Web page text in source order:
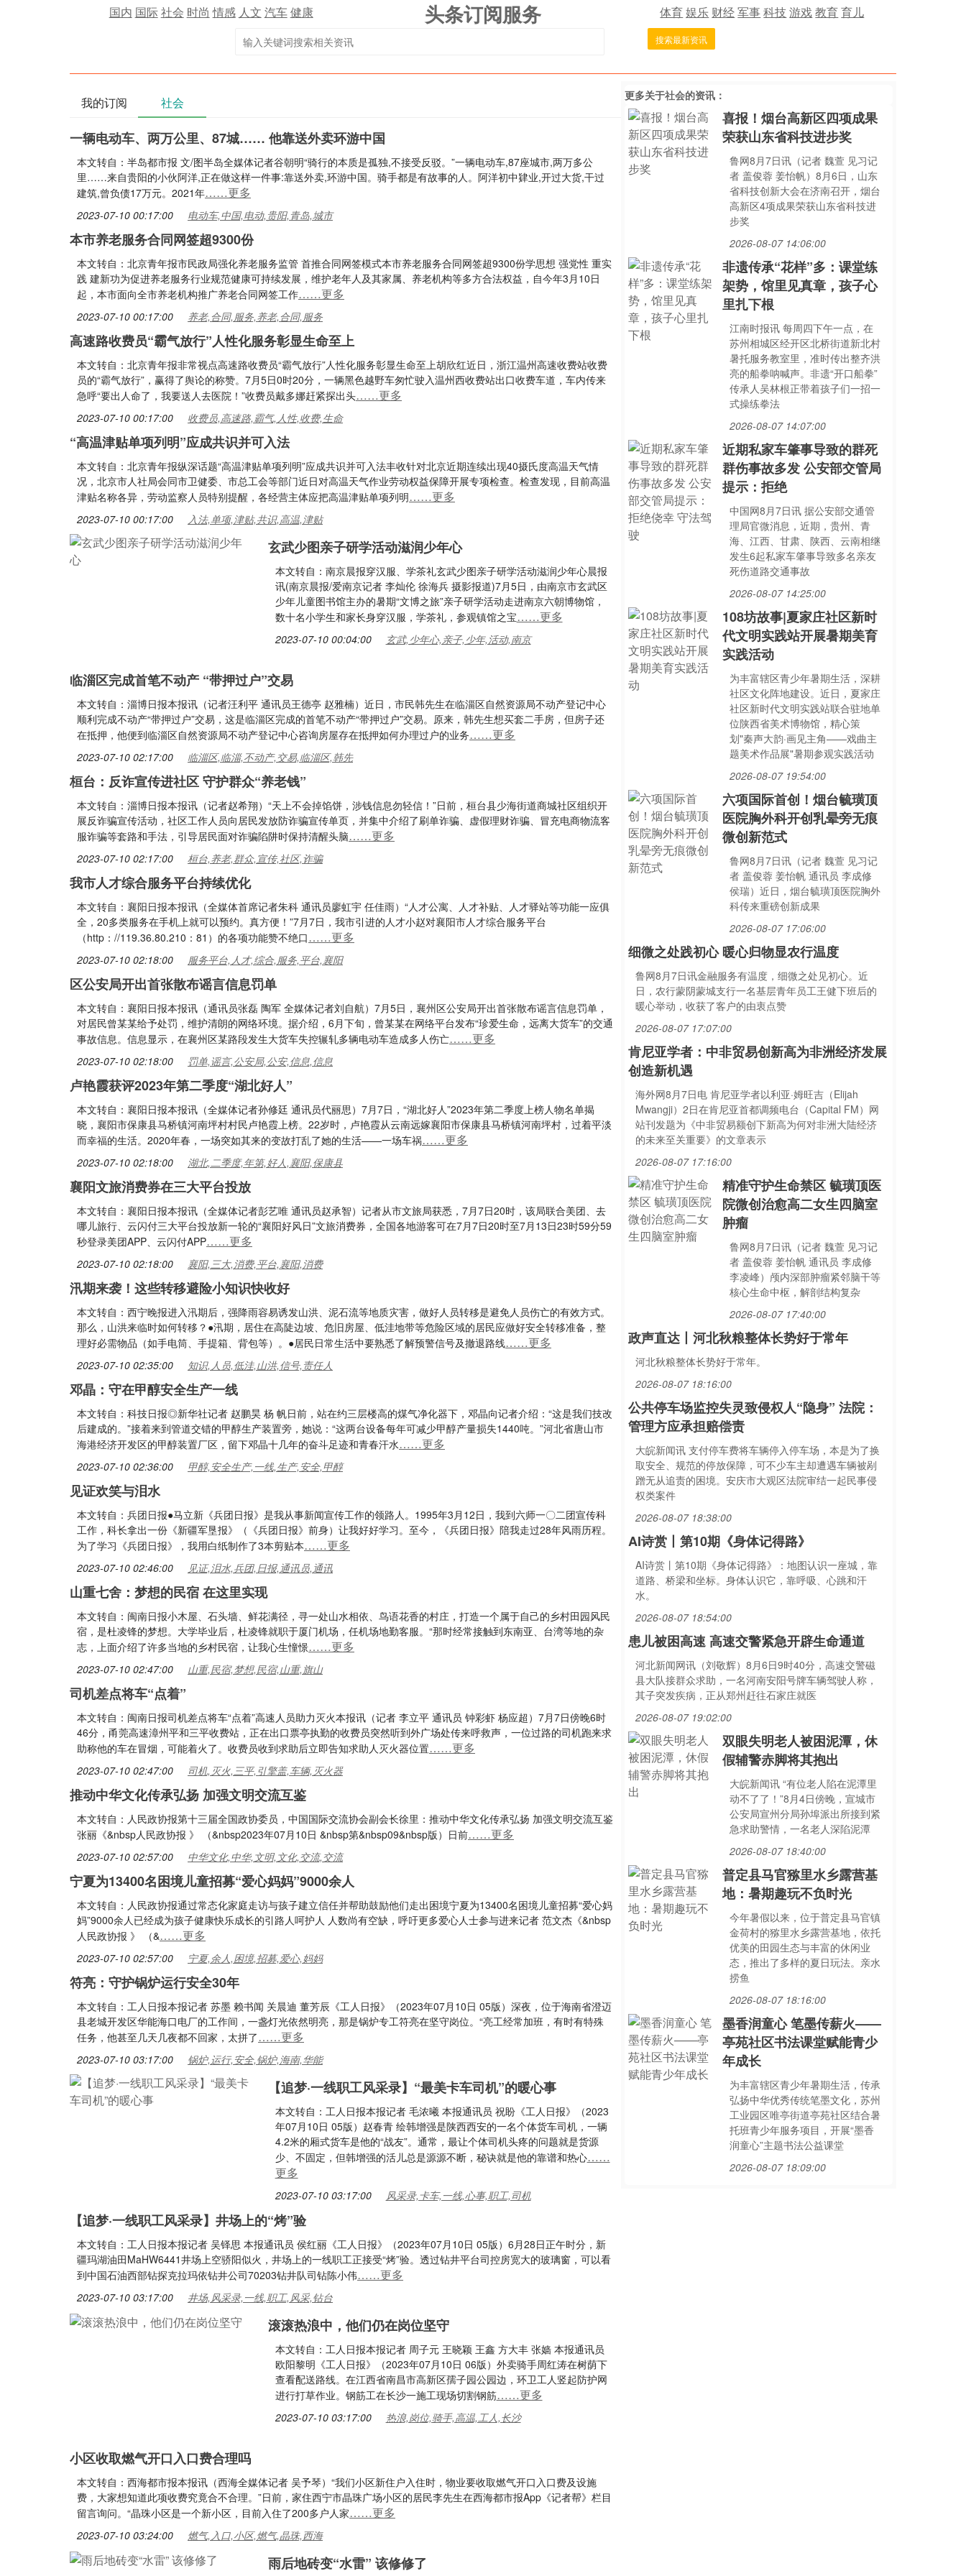
国内 国际社会 时尚 情感 人文 汽车健康 头条订阅服务 体育娱乐 财经军事科技游戏教育育儿
搜索最新资讯
我的订阅 社会
一辆电动车、两万公里、87城…… 他靠送外卖环游中国
本文转自：半岛都市报 文/图半岛全媒体记者谷朝明“骑行的本质是孤独,不接受反驳。”一辆电动车,87座城市,两万多公
里……来自贵阳的小伙阿洋,正在做这样一件事:靠送外卖,环游中国。骑手都是有故事的人。阿洋初中肄业,开过大货,干过
建筑,曾负债17万元。2021年……更多
2023-07-10 00:17:00 电动车,中国,电动,贵阳,青岛,城市
本市养老服务合同网签超9300份
本文转自：北京青年报市民政局强化养老服务监管 首推合同网签模式本市养老服务合同网签超9300份学思想 强党性 重实
践 建新功为促进养老服务行业规范健康可持续发展，维护老年人及其家属、养老机构等多方合法权益，自今年3月10日
起，本市面向全市养老机构推广养老合同网签工作……更多
2023-07-10 00:17:00 养老,合同,服务,养老,合同,服务
高速路收费员“霸气放行”人性化服务彰显生命至上
本文转自：北京青年报非常视点高速路收费员“霸气放行”人性化服务彰显生命至上胡欣红近日，浙江温州高速收费站收费
员的“霸气放行”，赢得了舆论的称赞。7月5日0时20分，一辆黑色越野车匆忙驶入温州西收费站出口收费车道，车内传来
急呼“要出人命了，我要送人去医院！”收费员戴多娜赶紧探出头……更多
2023-07-10 00:17:00 收费员,高速路,霸气,人性,收费,生命
“高温津贴单项列明”应成共识并可入法
本文转自：北京青年报纵深话题“高温津贴单项列明”应成共识并可入法丰收针对北京近期连续出现40摄氏度高温天气情
况，北京市人社局会同市卫健委、市总工会等部门近日对高温天气作业劳动权益保障开展专项检查。检查发现，目前高温
津贴名称各异，劳动监察人员特别提醒，各经营主体应把高温津贴单项列明……更多
2023-07-10 00:17:00 入法,单项,津贴,共识,高温,津贴
玄武少图亲子研学活动滋润少年心
本文转自：南京晨报穿汉服、学茶礼玄武少图亲子研学活动滋润少年心晨报
讯(南京晨报/爱南京记者 李灿伦 徐海兵 摄影报道)7月5日，由南京市玄武区
少年儿童图书馆主办的暑期“文博之旅”亲子研学活动走进南京六朝博物馆，
数十名小学生和家长身穿汉服，学茶礼，参观镇馆之宝……更多
2023-07-10 00:04:00 玄武,少年心,亲子,少年,活动,南京
临淄区完成首笔不动产 “带押过户”交易
本文转自：淄博日报本报讯（记者汪利平 通讯员王德亭 赵雅楠）近日，市民韩先生在临淄区自然资源局不动产登记中心
顺利完成不动产“带押过户”交易，这是临淄区完成的首笔不动产“带押过户”交易。原来，韩先生想买套二手房，但房子还
在抵押，他便到临淄区自然资源局不动产登记中心咨询房屋存在抵押如何办理过户的业务……更多
2023-07-10 02:17:00 临淄区,临淄,不动产,交易,临淄区,韩先
桓台：反诈宣传进社区 守护群众“养老钱”
本文转自：淄博日报本报讯（记者赵希翔）“天上不会掉馅饼，涉钱信息勿轻信！”日前，桓台县少海街道商城社区组织开
展反诈骗宣传活动，社区工作人员向居民发放防诈骗宣传单页，并集中介绍了刷单诈骗、虚假理财诈骗、冒充电商物流客
服诈骗等套路和手法，引导居民面对诈骗陷阱时保持清醒头脑……更多
2023-07-10 02:17:00 桓台,养老,群众,宣传,社区,诈骗
我市人才综合服务平台持续优化
本文转自：襄阳日报本报讯（全媒体首席记者朱科 通讯员廖虹宇 任佳雨）“人才公寓、人才补贴、人才驿站等功能一应俱
全，20多类服务在手机上就可以预约。真方便！”7月7日，我市引进的人才小赵对襄阳市人才综合服务平台
（http：//119.36.80.210：81）的各项功能赞不绝口……更多
2023-07-10 02:18:00 服务平台,人才,综合,服务,平台,襄阳
区公安局开出首张散布谣言信息罚单
本文转自：襄阳日报本报讯（通讯员张磊 陶军 全媒体记者刘自航）7月5日，襄州区公安局开出首张散布谣言信息罚单，
对居民曾某某给予处罚，维护清朗的网络环境。据介绍，6月下旬，曾某某在网络平台发布“珍爱生命，远离大货车”的交通
事故信息。信息显示，在襄州区某路段发生大货车失控辗轧多辆电动车造成多人伤亡……更多
2023-07-10 02:18:00 罚单,谣言,公安局,公安,信息,信息
卢艳霞获评2023年第二季度“湖北好人”
本文转自：襄阳日报本报讯（全媒体记者孙修廷 通讯员代丽思）7月7日，“湖北好人”2023年第二季度上榜人物名单揭
晓，襄阳市保康县马桥镇河南坪村村民卢艳霞上榜。22岁时，卢艳霞从云南远嫁襄阳市保康县马桥镇河南坪村，过着平淡
而幸福的生活。2020年春，一场突如其来的变故打乱了她的生活——一场车祸……更多
2023-07-10 02:18:00 湖北,二季度,年第,好人,襄阳,保康县
襄阳文旅消费券在三大平台投放
本文转自：襄阳日报本报讯（全媒体记者彭艺唯 通讯员赵承智）记者从市文旅局获悉，7月7日20时，该局联合美团、去
哪儿旅行、云闪付三大平台投放新一轮的“襄阳好风日”文旅消费券，全国各地游客可在7月7日20时至7月13日23时59分59
秒登录美团APP、云闪付APP……更多
2023-07-10 02:18:00 襄阳,三大,消费,平台,襄阳,消费
汛期来袭！这些转移避险小知识快收好
本文转自：西宁晚报进入汛期后，强降雨容易诱发山洪、泥石流等地质灾害，做好人员转移是避免人员伤亡的有效方式。
那么，山洪来临时如何转移？●汛期，居住在高陡边坡、危旧房屋、低洼地带等危险区域的居民应做好安全转移准备，整
理好必需物品（如手电筒、手提箱、背包等）。●居民日常生活中要熟悉了解预警信号及撤退路线……更多
2023-07-10 02:35:00 知识,人员,低洼,山洪,信号,责任人
邓晶：守在甲醇安全生产一线
本文转自：科技日报◎新华社记者 赵鹏昊 杨 帆日前，站在约三层楼高的煤气净化器下，邓晶向记者介绍：“这是我们技改
后建成的。”接着来到管道交错的甲醇生产装置旁，她说：“这两台设备每年可减少甲醇产量损失1440吨。”河北省唐山市
海港经济开发区的甲醇装置厂区，留下邓晶十几年的奋斗足迹和青春汗水……更多
2023-07-10 02:36:00 甲醇,安全生产,一线,生产,安全,甲醇
见证欢笑与泪水
本文转自：兵团日报●马立新《兵团日报》是我从事新闻宣传工作的领路人。1995年3月12日，我到六师一〇二团宣传科
工作，科长拿出一份《新疆军垦报》（《兵团日报》前身）让我好好学习。至今，《兵团日报》陪我走过28年风雨历程。
为了学习《兵团日报》，我用白纸制作了3本剪贴本……更多
2023-07-10 02:46:00 见证,泪水,兵团,日报,通讯员,通讯
山重七舍：梦想的民宿 在这里实现
本文转自：闽南日报小木屋、石头墙、鲜花满径，寻一处山水相依、鸟语花香的村庄，打造一个属于自己的乡村田园风民
宿，是杜凌锋的梦想。大学毕业后，杜凌锋就职于厦门机场，任机场地勤客服。“那时经常接触到东南亚、台湾等地的杂
志，上面介绍了许多当地的乡村民宿，让我心生憧憬……更多
2023-07-10 02:47:00 山重,民宿,梦想,民宿,山重,旗山
司机差点将车“点着”
本文转自：闽南日报司机差点将车“点着”高速人员助力灭火本报讯（记者 李立平 通讯员 钟彩虾 杨应超）7月7日傍晚6时
46分，甬莞高速漳州平和三平收费站，正在出口票亭执勤的收费员突然听到外广场处传来呼救声，一位过路的司机跑来求
助称他的车在冒烟，可能着火了。收费员收到求助后立即告知求助人灭火器位置……更多
2023-07-10 02:47:00 司机,灭火,三平,引擎盖,车辆,灭火器
推动中华文化传承弘扬 加强文明交流互鉴
本文转自：人民政协报第十三届全国政协委员，中国国际交流协会副会长徐里：推动中华文化传承弘扬 加强文明交流互鉴
张丽《&nbsp人民政协报 》 （&nbsp2023年07月10日 &nbsp第&nbsp09&nbsp版）日前……更多
2023-07-10 02:57:00 中华文化,中华,文明,文化,交流,交流
宁夏为13400名困境儿童招募“爱心妈妈”9000余人
本文转自：人民政协报通过常态化家庭走访与孩子建立信任并帮助鼓励他们走出困境宁夏为13400名困境儿童招募“爱心妈
妈”9000余人已经成为孩子健康快乐成长的引路人呵护人 人数尚有空缺，呼吁更多爱心人士参与进来记者 范文杰《&nbsp
人民政协报 》 （&……更多
2023-07-10 02:57:00 宁夏,余人,困境,招募,爱心,妈妈
符亮：守护锅炉运行安全30年
本文转自：工人日报本报记者 苏墨 赖书闻 关晨迪 董芳辰《工人日报》（2023年07月10日 05版）深夜，位于海南省澄迈
县老城开发区华能海口电厂的工作间，一盏灯光依然明亮，那是锅炉专工符亮在坚守岗位。“亮工经常加班，有时有特殊
任务，他甚至几天几夜都不回家，太拼了……更多
2023-07-10 03:17:00 锅炉,运行,安全,锅炉,海南,华能
【追梦·一线职工风采录】“最美卡车司机”的暖心事
本文转自：工人日报本报记者 毛浓曦 本报通讯员 祝盼《工人日报》（2023
年07月10日 05版）赵春青 绘韩增强是陕西西安的一名个体货车司机，一辆
4.2米的厢式货车是他的“战友”。通常，最让个体司机头疼的问题就是货源
少、不固定，但韩增强的活儿总是源源不断，秘诀就是他的靠谱和热心……
更多
2023-07-10 03:17:00 风采录,卡车,一线,心事,职工,司机
【追梦·一线职工风采录】井场上的“烤”验
本文转自：工人日报本报记者 吴铎思 本报通讯员 侯红丽《工人日报》（2023年07月10日 05版）6月28日正午时分，新
疆玛湖油田MaHW6441井场上空骄阳似火，井场上的一线职工正接受“烤”验。透过钻井平台司控房宽大的玻璃窗，可以看
到中国石油西部钻探克拉玛依钻井公司70203钻井队司钻陈小伟……更多
2023-07-10 03:17:00 井场,风采录,一线,职工,风采,钻台
滚滚热浪中，他们仍在岗位坚守
本文转自：工人日报本报记者 周子元 王晓颖 王鑫 方大丰 张嫱 本报通讯员
欧阳黎明《工人日报》（2023年07月10日 06版）外卖骑手周红涛在树荫下
查看配送路线。在江西省南昌市高新区孺子园公园边，环卫工人竖起防护网
进行打草作业。钢筋工在长沙一施工现场切割钢筋……更多
2023-07-10 03:17:00 热浪,岗位,骑手,高温,工人,长沙
小区收取燃气开口入口费合理吗
本文转自：西海都市报本报讯（西海全媒体记者 吴予琴）“我们小区新住户入住时，物业要收取燃气开口入口费及设施
费，大家想知道此项收费究竟合不合理。”日前，家住西宁市晶珠广场小区的居民李先生在西海都市报App《记者帮》栏目
留言询问。“晶珠小区是一个新小区，目前入住了200多户人家……更多
2023-07-10 03:24:00 燃气,入口,小区,燃气,晶珠,西海
雨后地砖变“水雷” 该修修了
更多关于社会的资讯：
喜报！烟台高新区四项成果
荣获山东省科技进步奖
鲁网8月7日讯（记者 魏萱 见习记
者 盖俊蓉 姜怡帆）8月6日，山东
省科技创新大会在济南召开，烟台
高新区4项成果荣获山东省科技进
步奖
2026-08-07 14:06:00
非遗传承“花样”多：课堂练
架势，馆里见真章，孩子心
里扎下根
江南时报讯 每周四下午一点，在
苏州相城区经开区北桥街道新北村
暑托服务教室里，准时传出整齐洪
亮的船拳呐喊声。非遗“开口船拳”
传承人吴林根正带着孩子们一招一
式操练拳法
2026-08-07 14:07:00
近期私家车肇事导致的群死
群伤事故多发 公安部交管局
提示：拒绝
中国网8月7日讯 据公安部交通管
理局官微消息，近期，贵州、青
海、江西、甘肃、陕西、云南相继
发生6起私家车肇事导致多名亲友
死伤道路交通事故
2026-08-07 14:25:00
108坊故事|夏家庄社区新时
代文明实践站开展暑期美育
实践活动
为丰富辖区青少年暑期生活，深耕
社区文化阵地建设。近日，夏家庄
社区新时代文明实践站联合驻地单
位陕西省美术博物馆，精心策
划"秦声大韵·画见主角——戏曲主
题美术作品展"暑期参观实践活动
2026-08-07 19:54:00
六项国际首创！烟台毓璜顶
医院胸外科开创乳晕旁无痕
微创新范式
鲁网8月7日讯（记者 魏萱 见习记
者 盖俊蓉 姜怡帆 通讯员 李成修
侯瑞）近日，烟台毓璜顶医院胸外
科传来重磅创新成果
2026-08-07 17:06:00
细微之处践初心 暖心归物显农行温度
鲁网8月7日讯金融服务有温度，细微之处见初心。近
日，农行蒙阴蒙城支行一名基层青年员工王健下班后的
暖心举动，收获了客户的由衷点赞
2026-08-07 17:07:00
肯尼亚学者：中非贸易创新高为非洲经济发展
创造新机遇
海外网8月7日电 肯尼亚学者以利亚·姆旺吉（Elijah
Mwangji）2日在肯尼亚首都调频电台（Capital FM）网
站刊发题为《中非贸易额创下新高为何对非洲大陆经济
的未来至关重要》的文章表示
2026-08-07 17:16:00
精准守护生命禁区 毓璜顶医
院微创治愈高二女生四脑室
肿瘤
鲁网8月7日讯（记者 魏萱 见习记
者 盖俊蓉 姜怡帆 通讯员 李成修
李凌峰）颅内深部肿瘤紧邻脑干等
核心生命中枢，解剖结构复杂
2026-08-07 17:40:00
政声直达丨河北秋粮整体长势好于常年
河北秋粮整体长势好于常年。
2026-08-07 18:16:00
公共停车场监控失灵致侵权人“隐身” 法院：
管理方应承担赔偿责
大皖新闻讯 支付停车费将车辆停入停车场，本是为了换
取安全、规范的停放保障，可不少车主却遭遇车辆被剐
蹭无从追责的困境。安庆市大观区法院审结一起民事侵
权类案件
2026-08-07 18:38:00
AI诗赏丨第10期《身体记得路》
AI诗赏丨第10期《身体记得路》：地图认识一座城，靠
道路、桥梁和坐标。身体认识它，靠呼吸、心跳和汗
水。
2026-08-07 18:54:00
患儿被困高速 高速交警紧急开辟生命通道
河北新闻网讯（刘敬辉）8月6日9时40分，高速交警磁
县大队接群众求助，一名河南安阳号牌车辆驾驶人称，
其子突发疾病，正从郑州赶往石家庄就医
2026-08-07 19:02:00
双眼失明老人被困泥潭，休
假辅警赤脚将其抱出
大皖新闻讯 “有位老人陷在泥潭里
动不了了！”8月4日傍晚，宣城市
公安局宣州分局孙埠派出所接到紧
急求助警情，一名老人深陷泥潭
2026-08-07 18:40:00
普定县马官猕里水乡露营基
地：暑期趣玩不负时光
今年暑假以来，位于普定县马官镇
金荷村的猕里水乡露营基地，依托
优美的田园生态与丰富的休闲业
态，推出了多样的夏日玩法。亲水
捞鱼
2026-08-07 18:16:00
墨香润童心 笔墨传薪火——
亭苑社区书法课堂赋能青少
年成长
为丰富辖区青少年暑期生活，传承
弘扬中华优秀传统笔墨文化，苏州
工业园区唯亭街道亭苑社区结合暑
托班青少年服务项目，开展“墨香
润童心”主题书法公益课堂
2026-08-07 18:09:00